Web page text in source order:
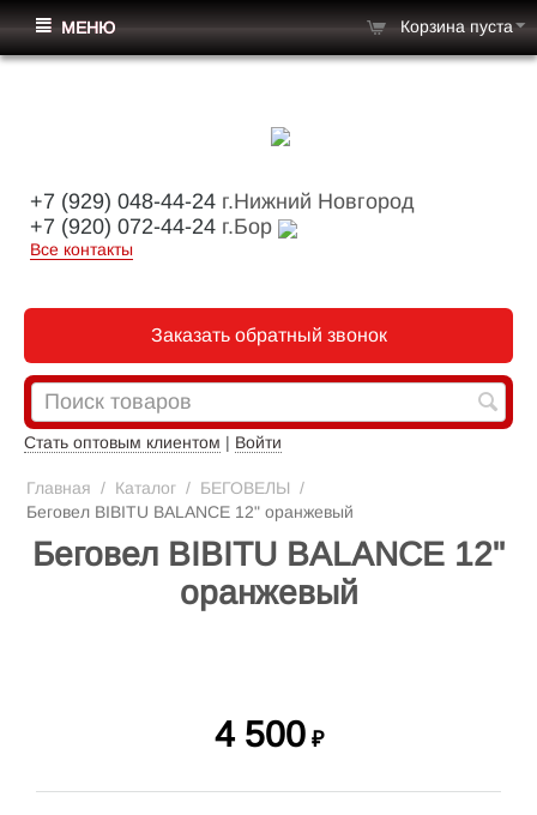
+7 (929) 048-44-24 г.Нижний Новгород
+7 (920) 072-44-24 г.Бор
Все контакты
Заказать обратный звонок
Стать оптовым клиентом | Войти
МЕНЮ Корзина пуста
Главная / Каталог / БЕГОВЕЛЫ /
Беговел BIBITU BALANCE 12" оранжевый
Беговел BIBITU BALANCE 12"
оранжевый
4 500 ₽